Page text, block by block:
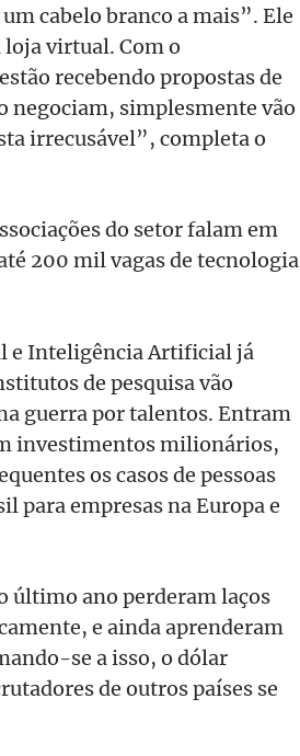
cabelo branco a mais”. Ele
loja virtual. Com o
recebendo propostas de
negociam, simplesmente vão
irrecusável”, completa o
do setor falam em
200 mil vagas de tecnologia
e Inteligência Artificial já
de pesquisa vão
guerra por talentos. Entram
investimentos milionários,
os casos de pessoas
para empresas na Europa e
último ano perderam laços
e ainda aprenderam
se a isso, o dólar
de outros países se